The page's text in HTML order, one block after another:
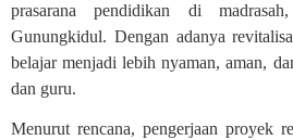
prasarana pendidikan di
Gunungkidul. Dengan adanya
belajar menjadi lebih nyaman, aman,
dan guru.
Menurut rencana, pengerjaan proyek